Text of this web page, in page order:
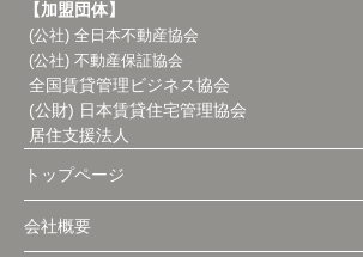
【加盟団体】
(公社) 全日本不動産協会
(公社) 不動産保証協会
全国賃貸管理ビジネス協会
(公財) 日本賃貸住宅管理協会
居住支援法人
トップページ
会社概要